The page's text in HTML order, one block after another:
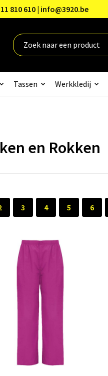
810 610 | info@3920.be
Tassen Werkkledij
en Rokken
3 4 5 6